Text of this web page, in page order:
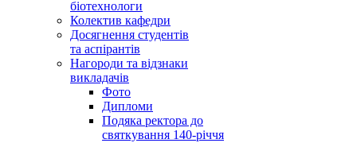
біотехнологи
Колектив кафедри
Досягнення студентів
та аспірантів
Нагороди та відзнаки
викладачів
Фото
Дипломи
Подяка ректора до
святкування 140-річчя